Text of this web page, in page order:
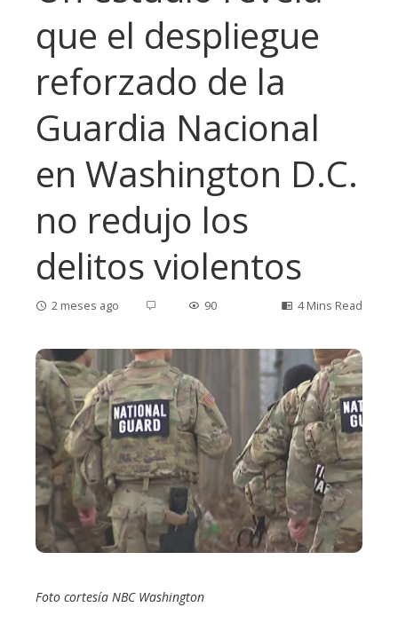
que el despliegue
reforzado de la
Guardia Nacional
en Washington D.C.
no redujo los
delitos violentos
2 meses ago 90 4 Mins Read
Foto cortesía NBC Washington